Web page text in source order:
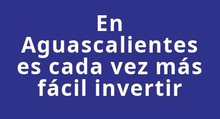
En
Aguascalientes
es cada vez más
fácil invertir